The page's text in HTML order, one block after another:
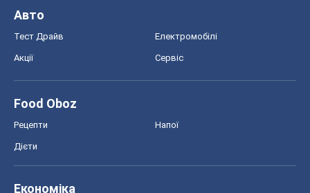
Авто
Тест Драйв Електромобілі
Акції Сервіс
Food Oboz
Рецепти Напої
Дієти
Економіка